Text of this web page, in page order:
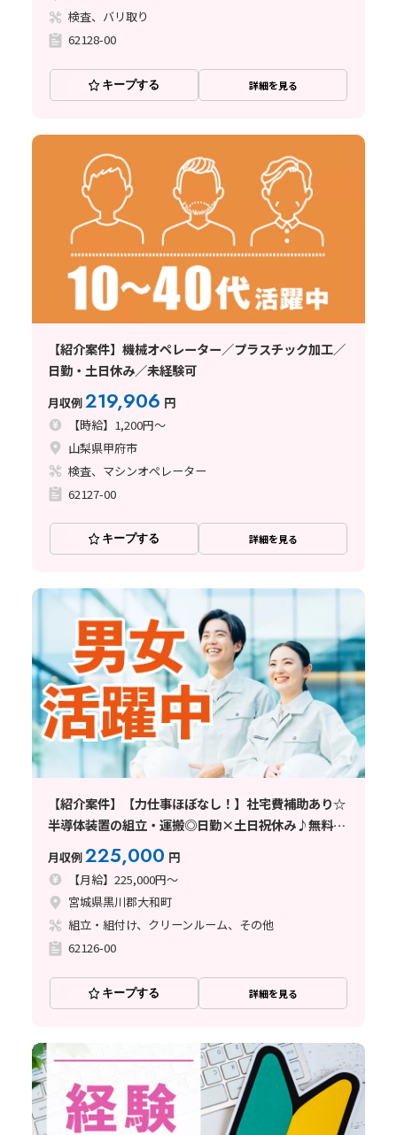
検査、バリ取り
62128-00
キープする 詳細を見る
【紹介案件】機械オペレーター／プラスチック加工／
日勤・土日休み／未経験可
月収例219,906 円
【時給】1,200円～
山梨県甲府市
検査、マシンオペレーター
62127-00
キープする 詳細を見る
【紹介案件】【力仕事ほぼなし！】社宅費補助あり☆
半導体装置の組立・運搬◎日勤×土日祝休み♪無料送
迎あり！
月収例225,000 円
【月給】225,000円～
宮城県黒川郡大和町
組立・組付け、クリーンルーム、その他
62126-00
キープする 詳細を見る